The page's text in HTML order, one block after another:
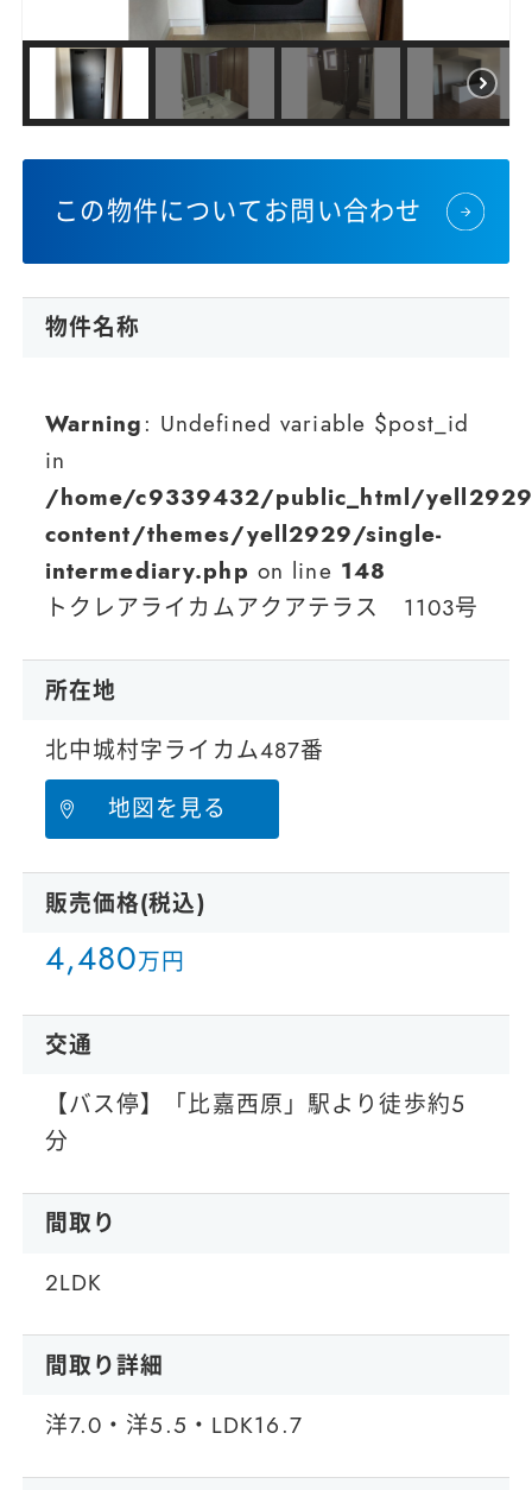
この物件についてお問い合わせ
物件名称
Warning: Undefined variable $post_id
in
/home/c9339432/public_html/
content/themes/yell2929/single-
intermediary.php on line 148
トクレアライカムアクアテラス 1103号
所在地
北中城村字ライカム487番
地図を見る
販売価格(税込)
4,480万円
交通
【バス停】「比嘉西原」駅より徒歩約５
分
間取り
2LDK
間取り詳細
洋7.0・洋5.5・LDK16.7